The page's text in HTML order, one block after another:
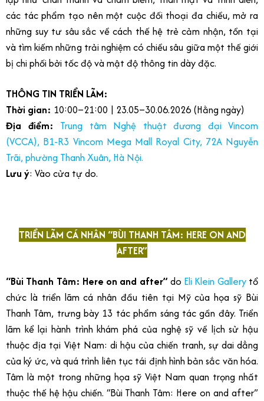
các tác phẩm tạo nên một cuộc đối thoại đa chiều, mở ra
những suy tư sâu sắc về cách thế hệ trẻ cảm nhận, tồn tại
và tìm kiếm những trải nghiệm có chiều sâu giữa một thế giới
bị chi phối bởi tốc độ và mật độ thông tin dày đặc.
THÔNG TIN TRIỂN LÃM:
Thời gian: 10:00–21:00 | 23.05–30.06.2026 (Hằng ngày)
Địa điểm: Trung tâm Nghệ thuật đương đại Vincom
(VCCA), B1-R3 Vincom Mega Mall Royal City, 72A Nguyễn
Trãi, phường Thanh Xuân, Hà Nội.
Lưu ý: Vào cửa tự do.
TRIỂN LÃM CÁ NHÂN “BÙI THANH TÂM: HERE ON AND
AFTER”
“Bùi Thanh Tâm: Here on and after” do Eli Klein Gallerytổ
chức là triển lãm cá nhân đầu tiên tại Mỹ của họa sỹ Bùi
Thanh Tâm, trưng bày 13 tác phẩm sáng tác gần đây. Triển
lãm kể lại hành trình khám phá của nghệ sỹ về lịch sử hậu
thuộc địa tại Việt Nam: di hậu của chiến tranh, sự dai dẳng
của ký ức, và quá trình liên tục tái định hình bản sắc văn hóa.
Tâm là một trong những họa sỹ Việt Nam quan trọng nhất
thuộc thế hệ hậu chiến. “Bùi Thanh Tâm: Here on and after”